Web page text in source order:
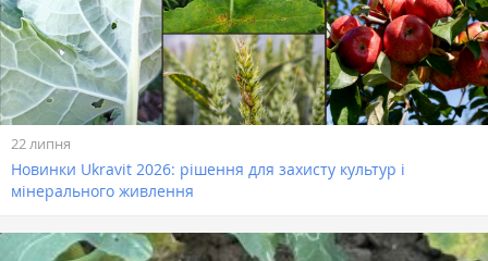
22 липня
Новинки Ukravit 2026: рішення для захисту культур і
мінерального живлення